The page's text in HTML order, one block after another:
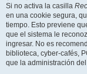
Si no activa la casilla
en una cookie segura,
tiempo. Esto previene
que el sistema le
ingresar. No es
biblioteca, cyber-cafés,
que la administración